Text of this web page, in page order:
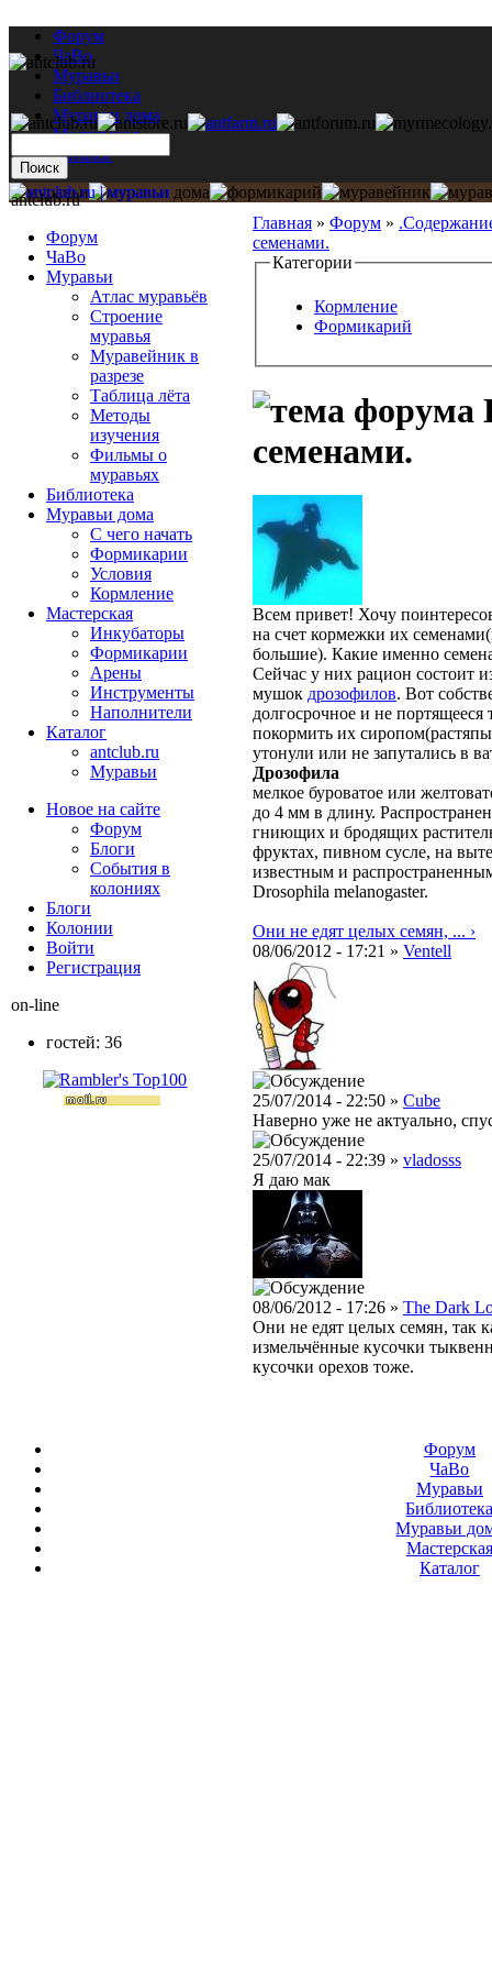
Форум
ЧаВо
Муравьи
Библиотека
Муравьи дома
Мастерская
Каталог
Главная » Форум »
семенами.
Категории
Кормление
Формикарий
семенами.
Всем привет! Хочу
на счет кормежки их
большие). Какие именно
Сейчас у них рацион состоит
мушок дрозофилов. Вот
долгосрочное и не портящееся
покормить их
утонули или не запутались в
Дрозофила
мелкое буроватое или
до 4 мм в длину.
гниющих и бродящих
фруктах, пивном сусле, на
известным и
Drosophila melanogaster.
Они не едят целых семян, ... ›
08/06/2012 - 17:21 » Ventell
25/07/2014 - 22:50 » Cube
Наверно уже не актуально,
25/07/2014 - 22:39 » vladosss
Я даю мак
08/06/2012 - 17:26 » The Dark
Они не едят целых семян, так
измельчённые кусочки
кусочки орехов тоже.
antclub.ru
Форум
ЧаВо
Муравьи
Атлас муравьёв
Строение
муравья
Муравейник в
разрезе
Таблица лёта
Методы
изучения
Фильмы о
муравьях
Библиотека
Муравьи дома
С чего начать
Формикарии
Условия
Кормление
Мастерская
Инкубаторы
Формикарии
Арены
Инструменты
Наполнители
Каталог
antclub.ru
Муравьи
Новое на сайте
Форум
Блоги
События в
колониях
Блоги
Колонии
Войти
Peгиcтpaция
on-line
гостей: 36
Форум
ЧаВо
Муравьи
Муравьи
Мастерская
Каталог